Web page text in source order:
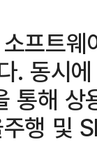
프트
. 동시
통해
행 및